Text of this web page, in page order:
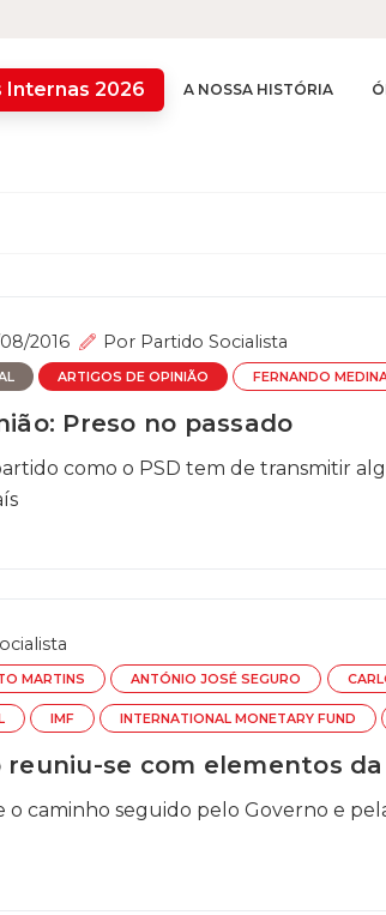
Internas 2026 A NOSSA HISTÓRIA
2016 Por Partido Socialista
ARTIGOS DE OPINIÃO FERNANDO
Preso no passado
como o PSD tem de transmitir
MARTINS ANTÓNIO JOSÉ SEGURO
IMF INTERNATIONAL MONETARY FUND
reuniu-se com elementos
o caminho seguido pelo Governo e